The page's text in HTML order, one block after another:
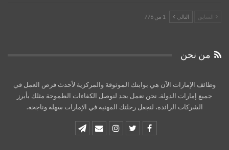
السابق التالي 1 من 776
من نحن
وظائف الإمارات الآن هي بوابتك الموثوقة والمركزية لأحدث فرص العمل في
جميع إمارات الدولة. نحن نعمل بجد لنوصل الكفاءات الطموحة مثلك بأبرز
الشركات الرائدة، لنجعل رحلتك المهنية في الإمارات سهلة وناجحة.